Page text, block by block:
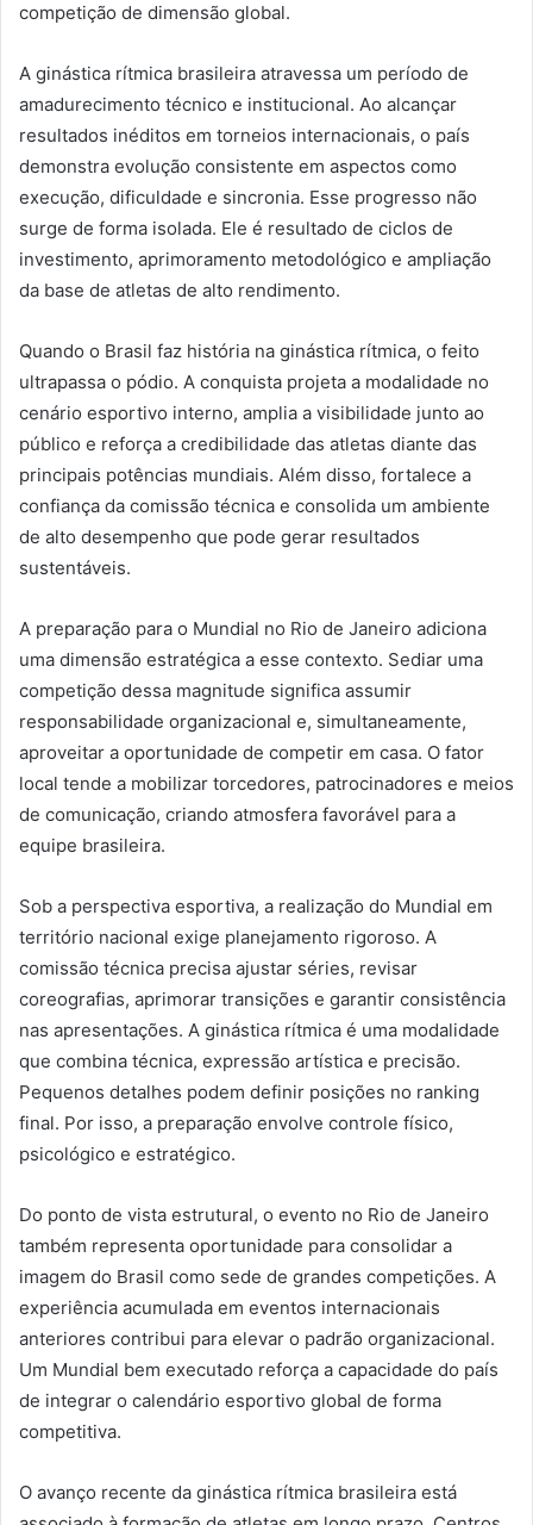
competição de dimensão global.
A ginástica rítmica brasileira atravessa um período de
amadurecimento técnico e institucional. Ao alcançar
resultados inéditos em torneios internacionais, o país
demonstra evolução consistente em aspectos como
execução, dificuldade e sincronia. Esse progresso não
surge de forma isolada. Ele é resultado de ciclos de
investimento, aprimoramento metodológico e ampliação
da base de atletas de alto rendimento.
Quando o Brasil faz história na ginástica rítmica, o feito
ultrapassa o pódio. A conquista projeta a modalidade no
cenário esportivo interno, amplia a visibilidade junto ao
público e reforça a credibilidade das atletas diante das
principais potências mundiais. Além disso, fortalece a
confiança da comissão técnica e consolida um ambiente
de alto desempenho que pode gerar resultados
sustentáveis.
A preparação para o Mundial no Rio de Janeiro adiciona
uma dimensão estratégica a esse contexto. Sediar uma
competição dessa magnitude significa assumir
responsabilidade organizacional e, simultaneamente,
aproveitar a oportunidade de competir em casa. O fator
local tende a mobilizar torcedores, patrocinadores e meios
de comunicação, criando atmosfera favorável para a
equipe brasileira.
Sob a perspectiva esportiva, a realização do Mundial em
território nacional exige planejamento rigoroso. A
comissão técnica precisa ajustar séries, revisar
coreografias, aprimorar transições e garantir consistência
nas apresentações. A ginástica rítmica é uma modalidade
que combina técnica, expressão artística e precisão.
Pequenos detalhes podem definir posições no ranking
final. Por isso, a preparação envolve controle físico,
psicológico e estratégico.
Do ponto de vista estrutural, o evento no Rio de Janeiro
também representa oportunidade para consolidar a
imagem do Brasil como sede de grandes competições. A
experiência acumulada em eventos internacionais
anteriores contribui para elevar o padrão organizacional.
Um Mundial bem executado reforça a capacidade do país
de integrar o calendário esportivo global de forma
competitiva.
O avanço recente da ginástica rítmica brasileira está